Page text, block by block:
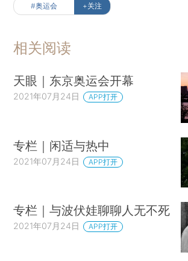
#奥运会 +关注
相关阅读
天眼｜东京奥运会开幕
2021年07月24日 APP打开
专栏｜闲适与热中
2021年07月24日 APP打开
专栏｜与波伏娃聊聊人无不死
2021年07月24日 APP打开